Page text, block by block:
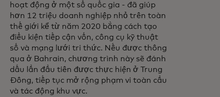
hoạt động ở một số quốc gia - đã giúp
hơn 12 triệu doanh nghiệp nhỏ trên toàn
thế giới kể từ năm 2020 bằng cách tạo
điều kiện tiếp cận vốn, công cụ kỹ thuật
số và mạng lưới tri thức. Nếu được thông
qua ở Bahrain, chương trình này sẽ đánh
dấu lần đầu tiên được thực hiện ở Trung
Đông, tiếp tục mở rộng phạm vi toàn cầu
và tác động khu vực.